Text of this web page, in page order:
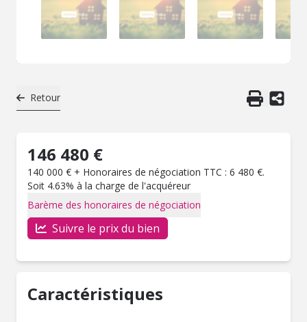
Retour
146 480 €
140 000 € + Honoraires de négociation TTC : 6 480 €.
Soit 4.63% à la charge de l'acquéreur
Barème des honoraires de négociation
Suivre le prix du bien
Caractéristiques